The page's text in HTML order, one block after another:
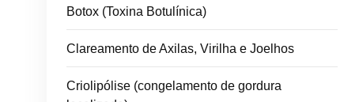
Botox (Toxina Botulínica)
Clareamento de Axilas, Virilha e Joelhos
Criolipólise (congelamento de gordura